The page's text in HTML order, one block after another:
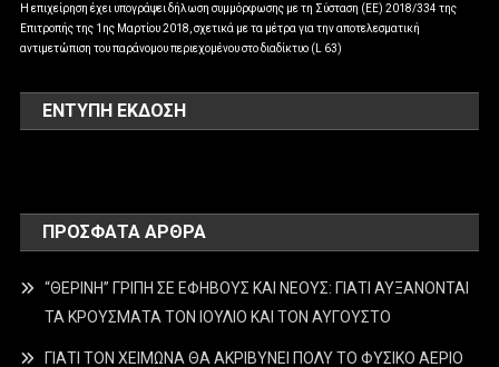
Η επιχείρηση έχει υπογράψει δήλωση συμμόρφωσης με τη Σύσταση (ΕΕ) 2018/334 της
Επιτροπής της 1ης Μαρτίου 2018, σχετικά με τα μέτρα για την αποτελεσματική
αντιμετώπιση του παράνομου περιεχομένου στο διαδίκτυο (L 63)
ΕΝΤΥΠΗ ΕΚΔΟΣΗ
ΠΡΌΣΦΑΤΑ ΆΡΘΡΑ
“ΘΕΡΙΝΗ” ΓΡΙΠΗ ΣΕ ΕΦΗΒΟΥΣ ΚΑΙ ΝΕΟΥΣ: ΓΙΑΤΙ ΑΥΞΑΝΟΝΤΑΙ
ΤΑ ΚΡΟΥΣΜΑΤΑ ΤΟΝ ΙΟΥΛΙΟ ΚΑΙ ΤΟΝ ΑΥΓΟΥΣΤΟ
ΓΙΑΤΙ ΤΟΝ ΧΕΙΜΩΝΑ ΘΑ ΑΚΡΙΒΥΝΕΙ ΠΟΛΥ ΤΟ ΦΥΣΙΚΟ ΑΕΡΙΟ